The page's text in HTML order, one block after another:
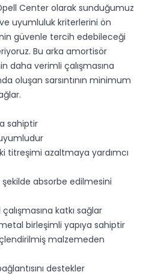
Center olarak sunduğumuz
uyumluluk kriterlerini ön
güvenle tercih edebileceği
Bu arka amortisör
daha verimli çalışmasına
oluşan sarsıntının minimum
sahiptir
titreşimi azaltmaya yardımcı
absorbe edilmesini
katkı sağlar
birleşimli yapıya sahiptir
malzemeden
destekler